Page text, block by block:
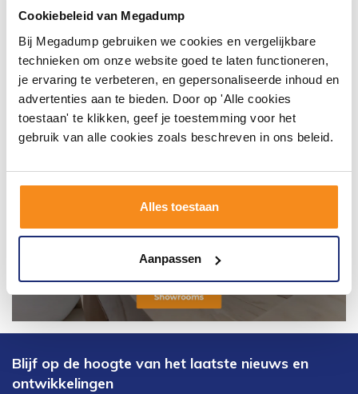
Cookiebeleid van Megadump
Bij Megadump gebruiken we cookies en vergelijkbare
technieken om onze website goed te laten functioneren,
je ervaring te verbeteren, en gepersonaliseerde inhoud en
advertenties aan te bieden. Door op 'Alle cookies
toestaan' te klikken, geef je toestemming voor het
gebruik van alle cookies zoals beschreven in ons beleid.
Alles toestaan
Aanpassen
Blijf op de hoogte van het laatste nieuws en
ontwikkelingen